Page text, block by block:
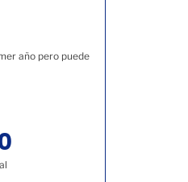
año pero puede